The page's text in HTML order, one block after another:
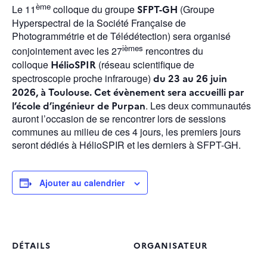
Le 11ème colloque du groupe SFPT-GH (Groupe
Hyperspectral de la Société Française de
Photogrammétrie et de Télédétection) sera organisé
conjointement avec les 27ièmes rencontres du
colloque HélioSPIR (réseau scientifique de
spectroscopie proche infrarouge) du 23 au 26 juin
2026, à Toulouse. Cet évènement sera accueilli par
l’école d’ingénieur de Purpan. Les deux communautés
auront l’occasion de se rencontrer lors de sessions
communes au milieu de ces 4 jours, les premiers jours
seront dédiés à HélioSPIR et les derniers à SFPT-GH.
Ajouter au calendrier
DÉTAILS
ORGANISATEUR